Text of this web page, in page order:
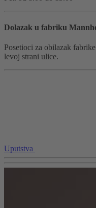
Dolazak u fabriku
Posetioci za obilazak
levoj strani ulice.
Uputstva